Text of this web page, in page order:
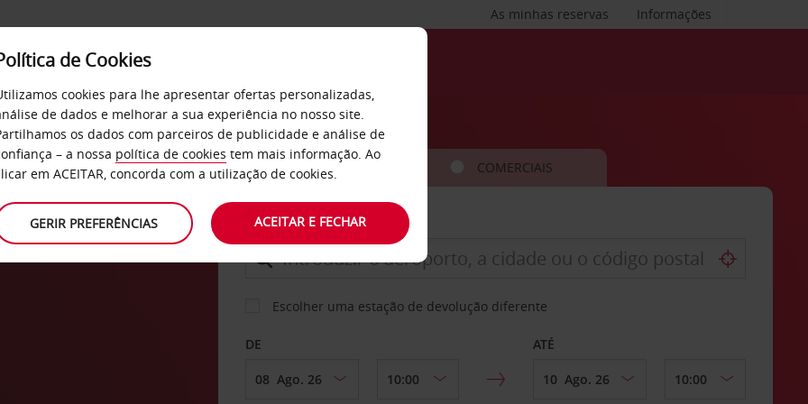
Informações
As minhas reservas
SERVIÇOS EMPRESAS
CARRO COMERCIAIS
LEVANTAR EM
Escolher uma estação de devolução diferente
DE ATÉ
de Cookies
cookies para lhe apresentar ofertas personalizadas,
de dados e melhorar a sua experiência no nosso site.
os dados com parceiros de publicidade e análise de
– a nossa política de cookies tem mais informação. Ao
em ACEITAR, concorda com a utilização de cookies.
GERIR PREFERÊNCIAS ACEITAR E FECHAR